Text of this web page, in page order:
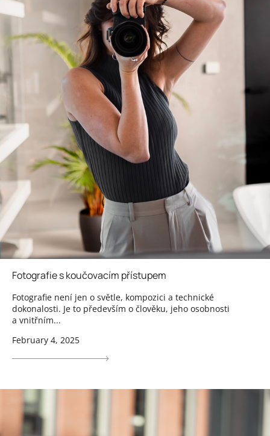
Fotografie s koučovacím přístupem
Fotografie není jen o světle, kompozici a technické
dokonalosti. Je to především o člověku, jeho osobnosti
a vnitřním...
February 4, 2025